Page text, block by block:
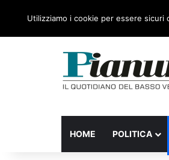
HOME POLITICA
Utilizziamo i cookie per essere